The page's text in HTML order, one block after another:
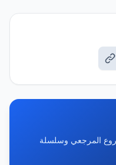
المرجعي وسلسلة